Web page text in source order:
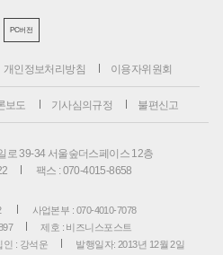
PC버전
개인정보처리방침 이용자위원회
보도 기사심의규정 불편신고
로 39-34 서울숲더스페이스 12층
팩스 : 070-4015-8658
사업본부 : 070-4010-7078
제호 : 비즈니스포스트
인 : 강석운 발행일자: 2013년 12월 2일